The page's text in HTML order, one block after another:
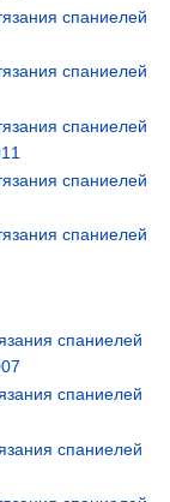
спаниелей
спаниелей
спаниелей
спаниелей
спаниелей
спаниелей
спаниелей
спаниелей